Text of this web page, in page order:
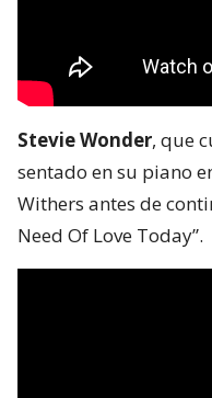
Stevie Wonder, que
sentado en su piano
Withers antes de
Need Of Love Today”.